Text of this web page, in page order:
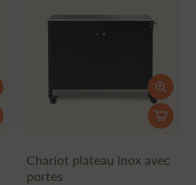
Chariot plateau inox avec
portes